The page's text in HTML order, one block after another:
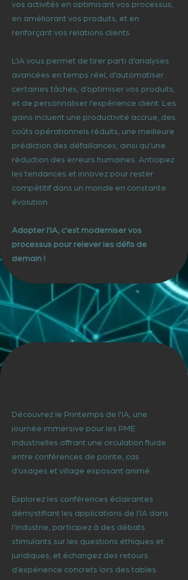
vos activités en optimisant vos processus,
en améliorant vos produits, et en
renforçant vos relations clients.
L’IA vous permet de tirer parti d’analyses
avancées en temps réel, d’automatiser
certaines tâches, d’optimiser vos produits,
et de personnaliser l’expérience client. Les
gains incluent une productivité accrue, des
coûts opérationnels réduits, une meilleure
prédiction des défaillances, ainsi qu'une
réduction des erreurs humaines. Anticipez
les tendances et innovez pour rester
compétitif dans un monde en constante
évolution.
Adopter l'IA, c'est moderniser vos
processus pour relever les défis de
demain !
Découvrez le Printemps de l'IA, une
journée immersive pour les PME
industrielles offrant une circulation fluide
entre conférences de pointe, cas
d’usages et village exposant animé.
Explorez les conférences éclairantes
démystifiant les applications de l’IA dans
l’industrie, participez à des débats
stimulants sur les questions éthiques et
juridiques, et échangez des retours
d’expérience concrets lors des tables